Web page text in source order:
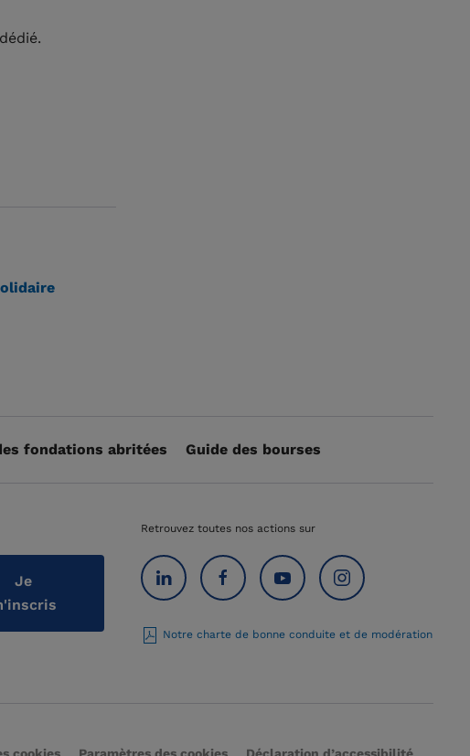
fondations abritées Guide des bourses
Je
Retrouvez toutes nos actions sur
Notre charte de bonne conduite et de modération